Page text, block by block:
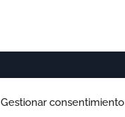
Gestionar consentimiento